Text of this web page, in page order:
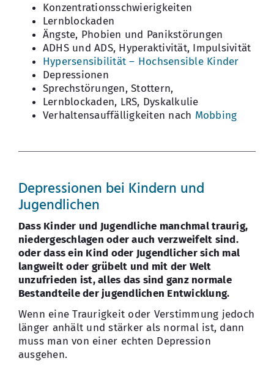
Konzentrationsschwierigkeiten
Lernblockaden
Ängste, Phobien und Panikstörungen
ADHS und ADS, Hyperaktivität, Impulsivität
Hypersensibilität – Hochsensible Kinder
Depressionen
Sprechstörungen, Stottern,
Lernblockaden, LRS, Dyskalkulie
Verhaltensauffälligkeiten nach Mobbing
Depressionen bei Kindern und
Jugendlichen
Dass Kinder und Jugendliche manchmal traurig,
niedergeschlagen oder auch verzweifelt sind.
oder dass ein Kind oder Jugendlicher sich mal
langweilt oder grübelt und mit der Welt
unzufrieden ist, alles das sind ganz normale
Bestandteile der jugendlichen Entwicklung.
Wenn eine Traurigkeit oder Verstimmung jedoch
länger anhält und stärker als normal ist, dann
muss man von einer echten Depression
ausgehen.